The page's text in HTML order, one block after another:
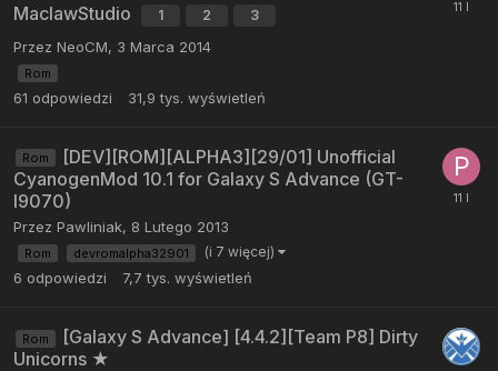
MaclawStudio
1 2 3
Przez NeoCM, 3 Marca 2014
Rom
61 odpowiedzi 31,9 tys. wyświetleń
Rom
[DEV][ROM][ALPHA3][29/01] Unofficial
CyanogenMod 10.1 for Galaxy S Advance (GT-
I9070)
Przez Pawliniak, 8 Lutego 2013
Rom devromalpha32901 (i 7 więcej)
6 odpowiedzi 7,7 tys. wyświetleń
Rom
[Galaxy S Advance] [4.4.2][Team P8] Dirty
Unicorns ★